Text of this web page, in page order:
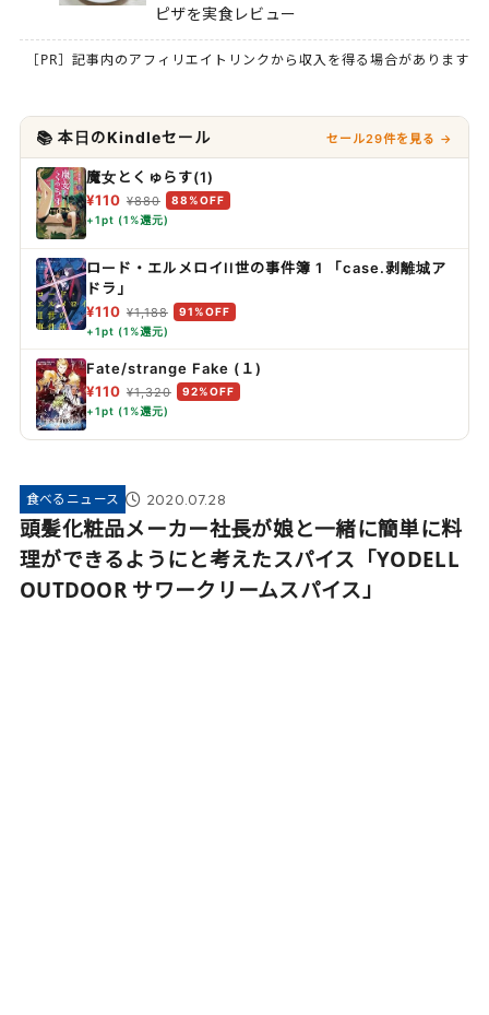
ピザを実食レビュー
［PR］記事内のアフィリエイトリンクから収入を得る場合があります
📚 本日のKindleセール セール29件を見る →
魔女とくゅらす(1)
¥110 ¥880
88%OFF
+1pt (1%還元)
ロード・エルメロイII世の事件簿 1 「case.剥離城ア
ドラ」
¥110 ¥1,188
91%OFF
+1pt (1%還元)
Fate/strange Fake (１)
¥110 ¥1,320
92%OFF
+1pt (1%還元)
食べるニュース 2020.07.28
頭髪化粧品メーカー社長が娘と一緒に簡単に料
理ができるようにと考えたスパイス「YODELL
OUTDOOR サワークリームスパイス」